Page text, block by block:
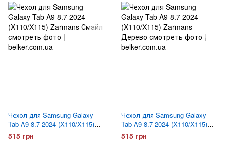
Чехол для Samsung Galaxy
Tab A9 8.7 2024 (X110/X115)
Zarmans Dont touch me
515 грн
Чехол для Samsung Galaxy
Tab A9 8.7 2024 (X110/X115)
Zarmans Дерево
515 грн